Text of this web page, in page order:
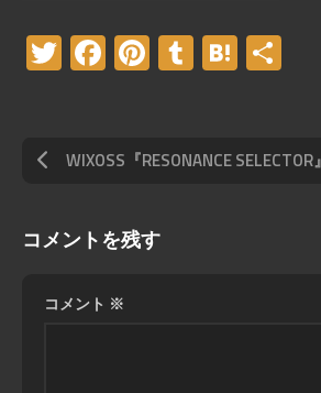
Twitter
Facebook
Pinterest
TumblrHatena
コメントを残す
コメント ※